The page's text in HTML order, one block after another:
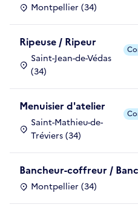
Montpellier (34)
Ripeuse / Ripeur
Saint-Jean-de-Védas
(34)
Menuisier d'atelier
Saint-Mathieu-de-
Tréviers (34)
Bancheur-coffreur /
Montpellier (34)